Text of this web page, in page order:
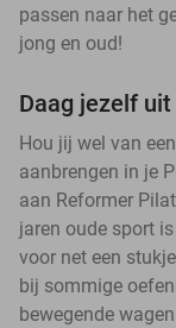
passen naar het
jong en oud!
Daag jezelf
Hou jij wel van
aanbrengen in je
aan Reformer
jaren oude sport
voor net een
bij sommige
bewegende